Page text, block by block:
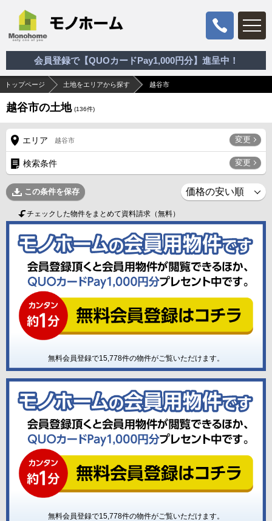
会員登録で【QUOカードPay1,000円分】進呈中！
トップページ 土地をエリアから探す 越谷市
越谷市の土地 (136件)
エリア 越谷市 変更
検索条件 変更
この条件を保存
チェックした物件をまとめて資料請求（無料）
無料会員登録で15,778件の物件がご覧いただけます。
無料会員登録で15,778件の物件がご覧いただけます。